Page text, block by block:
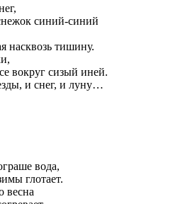
синий
тишину.
сизый иней.
и снег, и луну…
вода,
глотает.
весна